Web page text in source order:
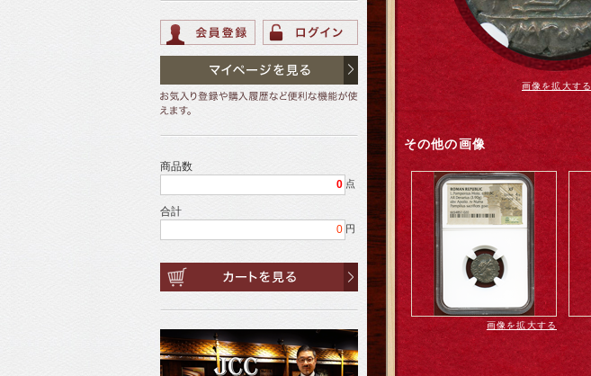
商品数
0 点
合計
0 円
画像を拡大する
その他の画像
画像を拡大する